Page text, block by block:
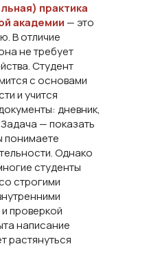
практика
академии — это
В отличие
не требует
Студент
с основами
и учится
дневник,
— показать
понимаете
Однако
студенты
строгими
проверкой
написание
растянуться